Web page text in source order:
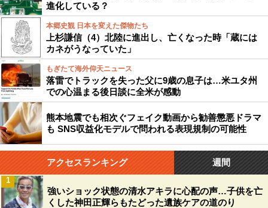
進化している？
本郷史観 日本を変えた傑物たち
上杉謙信（4）北陸に進出し、亡くなった時「蔵には
カネがうなっていた」
もぎたて海外仰天ニュース
落雷でトラックを失った父に9歳の息子は…米ユタ州
での心温まる後日談に全米が感動
熊本地震でも相次ぐフェイク動画から勧善懲悪ドラマ
も SNS収益化モデルで問われる表現規制の可能性
アクセスランキング 週間
強いショック状態の清水アキラに心配の声…子供を亡
くした神田正輝らもたどった遺族ケアの道のり
1